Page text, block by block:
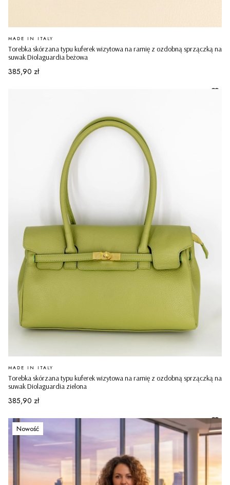
Torebka skórzana typu kuferek wizytowa na ramię z ozdobną sprzączką na
suwak Diolaguardia beżowa
PRODUCENT
MADE IN ITALY
Cena
385,90 zł
Torebka skórzana typu kuferek wizytowa na ramię z ozdobną sprzączką na
suwak Diolaguardia zielona
PRODUCENT
MADE IN ITALY
Cena
385,90 zł
Nowość